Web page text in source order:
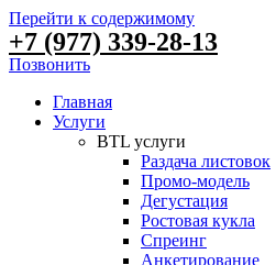
Перейти к содержимому
+7 (977) 339-28-13
Позвонить
Главная
Услуги
BTL услуги
Раздача листовок
Промо-модель
Дегустация
Ростовая кукла
Спреинг
Анкетирование